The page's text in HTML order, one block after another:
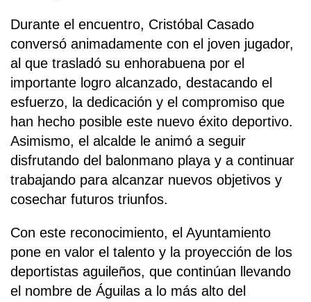
Durante el encuentro, Cristóbal Casado
conversó animadamente con el joven jugador,
al que trasladó su enhorabuena por el
importante logro alcanzado, destacando el
esfuerzo, la dedicación y el compromiso que
han hecho posible este nuevo éxito deportivo.
Asimismo, el alcalde le animó a seguir
disfrutando del balonmano playa y a continuar
trabajando para alcanzar nuevos objetivos y
cosechar futuros triunfos.
Con este reconocimiento, el Ayuntamiento
pone en valor el talento y la proyección de los
deportistas aguileños, que continúan llevando
el nombre de Águilas a lo más alto del